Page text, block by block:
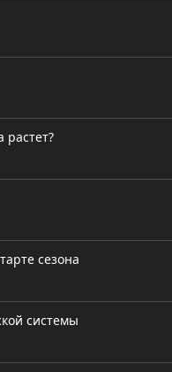
растет?
сезона
системы